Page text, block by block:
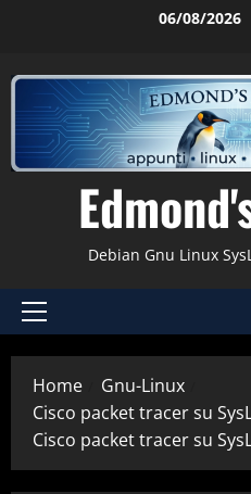
06/08/2026
Debian Gnu Linux
Menu
Home
Gnu-Linux
Cisco packet tracer su
Cisco packet tracer su